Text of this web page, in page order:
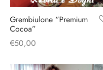
Grembiulone “Premium
Cocoa”
€50,00